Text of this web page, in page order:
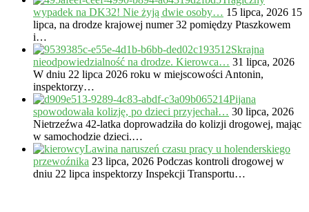
wypadek na DK32! Nie żyją dwie osoby… 15 lipca, 2026 15
lipca, na drodze krajowej numer 32 pomiędzy Ptaszkowem
i…
Skrajna
nieodpowiedzialność na drodze. Kierowca… 31 lipca, 2026
W dniu 22 lipca 2026 roku w miejscowości Antonin,
inspektorzy…
Pijana
spowodowała kolizję, po dzieci przyjechał… 30 lipca, 2026
Nietrzeźwa 42-latka doprowadziła do kolizji drogowej, mając
w samochodzie dzieci.…
Lawina naruszeń czasu pracy u holenderskiego
przewoźnika 23 lipca, 2026 Podczas kontroli drogowej w
dniu 22 lipca inspektorzy Inspekcji Transportu…